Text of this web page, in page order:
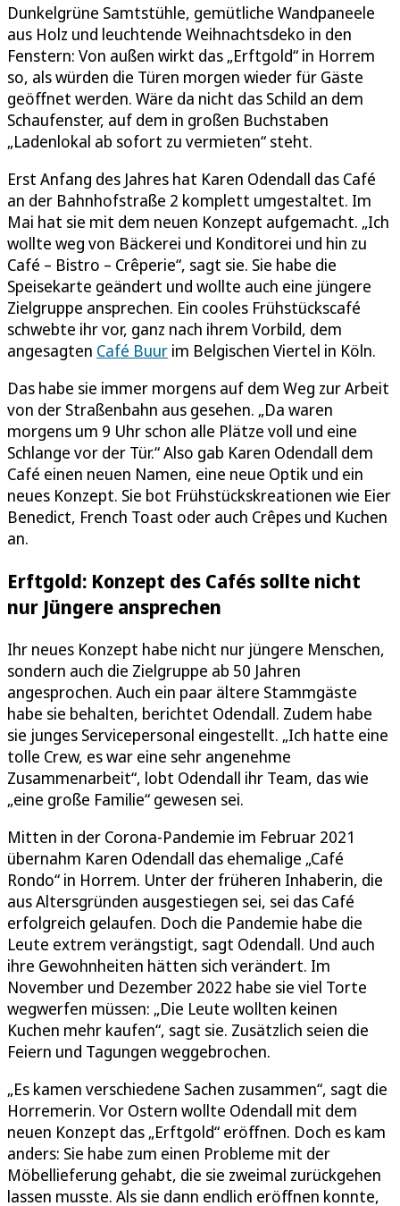
Dunkelgrüne Samtstühle, gemütliche Wandpaneele
aus Holz und leuchtende Weihnachtsdeko in den
Fenstern: Von außen wirkt das „Erftgold“ in Horrem
so, als würden die Türen morgen wieder für Gäste
geöffnet werden. Wäre da nicht das Schild an dem
Schaufenster, auf dem in großen Buchstaben
„Ladenlokal ab sofort zu vermieten“ steht.
Erst Anfang des Jahres hat Karen Odendall das Café
an der Bahnhofstraße 2 komplett umgestaltet. Im
Mai hat sie mit dem neuen Konzept aufgemacht. „Ich
wollte weg von Bäckerei und Konditorei und hin zu
Café – Bistro – Crêperie“, sagt sie. Sie habe die
Speisekarte geändert und wollte auch eine jüngere
Zielgruppe ansprechen. Ein cooles Frühstückscafé
schwebte ihr vor, ganz nach ihrem Vorbild, dem
angesagten Café Buur im Belgischen Viertel in Köln.
Das habe sie immer morgens auf dem Weg zur Arbeit
von der Straßenbahn aus gesehen. „Da waren
morgens um 9 Uhr schon alle Plätze voll und eine
Schlange vor der Tür.“ Also gab Karen Odendall dem
Café einen neuen Namen, eine neue Optik und ein
neues Konzept. Sie bot Frühstückskreationen wie Eier
Benedict, French Toast oder auch Crêpes und Kuchen
an.
Erftgold: Konzept des Cafés sollte nicht
nur Jüngere ansprechen
Ihr neues Konzept habe nicht nur jüngere Menschen,
sondern auch die Zielgruppe ab 50 Jahren
angesprochen. Auch ein paar ältere Stammgäste
habe sie behalten, berichtet Odendall. Zudem habe
sie junges Servicepersonal eingestellt. „Ich hatte eine
tolle Crew, es war eine sehr angenehme
Zusammenarbeit“, lobt Odendall ihr Team, das wie
„eine große Familie“ gewesen sei.
Mitten in der Corona-Pandemie im Februar 2021
übernahm Karen Odendall das ehemalige „Café
Rondo“ in Horrem. Unter der früheren Inhaberin, die
aus Altersgründen ausgestiegen sei, sei das Café
erfolgreich gelaufen. Doch die Pandemie habe die
Leute extrem verängstigt, sagt Odendall. Und auch
ihre Gewohnheiten hätten sich verändert. Im
November und Dezember 2022 habe sie viel Torte
wegwerfen müssen: „Die Leute wollten keinen
Kuchen mehr kaufen“, sagt sie. Zusätzlich seien die
Feiern und Tagungen weggebrochen.
„Es kamen verschiedene Sachen zusammen“, sagt die
Horremerin. Vor Ostern wollte Odendall mit dem
neuen Konzept das „Erftgold“ eröffnen. Doch es kam
anders: Sie habe zum einen Probleme mit der
Möbellieferung gehabt, die sie zweimal zurückgehen
lassen musste. Als sie dann endlich eröffnen konnte,